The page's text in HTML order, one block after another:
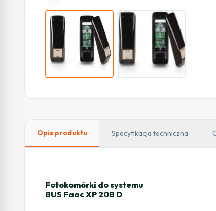
Opis produktu Specyfikacja techniczna
Fotokomórki do systemu
BUS Faac XP 20B D